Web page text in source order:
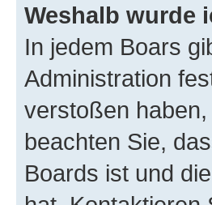
Weshalb wurde
In jedem Boars
Administration
verstoßen
beachten Sie,
Boards ist und